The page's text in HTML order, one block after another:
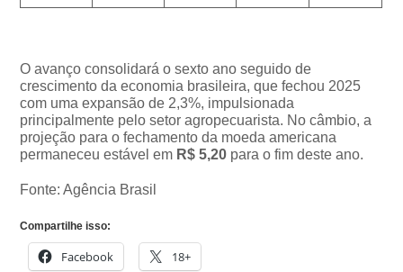
O avanço consolidará o sexto ano seguido de
crescimento da economia brasileira, que fechou 2025
com uma expansão de 2,3%, impulsionada
principalmente pelo setor agropecuarista. No câmbio, a
projeção para o fechamento da moeda americana
permaneceu estável em R$ 5,20 para o fim deste ano.
Fonte: Agência Brasil
Compartilhe isso:
Facebook 18+